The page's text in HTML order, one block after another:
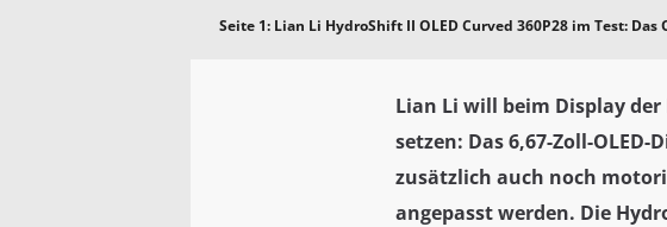
Seite 1: Lian Li HydroShift II OLED Curved 360P28 im Test:
Lian Li will beim Display der
setzen: Das 6,67-Zoll-
zusätzlich auch noch
angepasst werden. Die